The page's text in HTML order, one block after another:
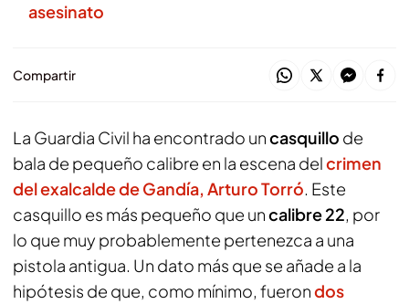
asesinato
Compartir
La Guardia Civil ha encontrado uncasquillo de
bala de pequeño calibre en la escena delcrimen
del exalcalde de Gandía, Arturo Torró. Este
casquillo es más pequeño que uncalibre 22, por
lo que muy probablemente pertenezca a una
pistola antigua. Un dato más que se añade a la
hipótesis de que, como mínimo, fuerondos